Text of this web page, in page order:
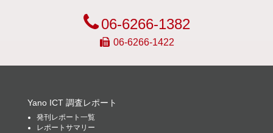
06-6266-1382
06-6266-1422
Yano ICT 調査レポート
発刊レポート一覧
レポートサマリー